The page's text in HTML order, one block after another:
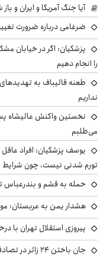
آیا جنگ آمریکا و ایران
ضرغامی درباره ضرورت
پزشکیان: اگر در خیابان
را انجام دهیم
طعنه قالیباف به
نداریم
نخستین واکنش عالیشاه
می‌طلبم
یوسف پزشکیان: افراد
تورم شدنی نیست، چون شرایط
حمله به قشم و بندرعباس
هشدار یمن به عربستان:
پیروزی استقلال تهران با
جان باختن ۲۴ زائر در تصادفات اربعینی؛ ۶۷ میلیون تردد ثبت شد